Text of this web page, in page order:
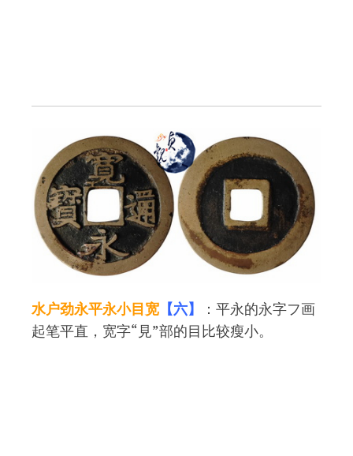
水户劲永平永小目宽 【六】
：平永的永字フ画
起笔平直，宽字“見”部的目比较瘦小。